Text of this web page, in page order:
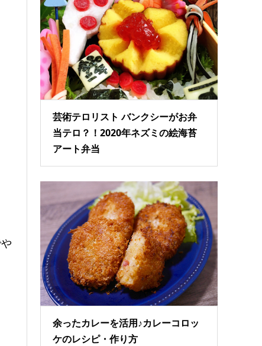
芸術テロリスト バンクシーがお弁
当テロ？！2020年ネズミの絵海苔
アート弁当
余ったカレーを活用♪カレーコロッ
ケのレシピ・作り方